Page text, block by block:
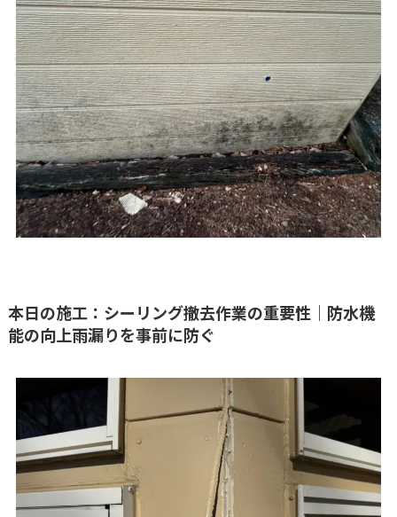
本日の施工：シーリング撤去作業の重要性｜防水機
能の向上雨漏りを事前に防ぐ